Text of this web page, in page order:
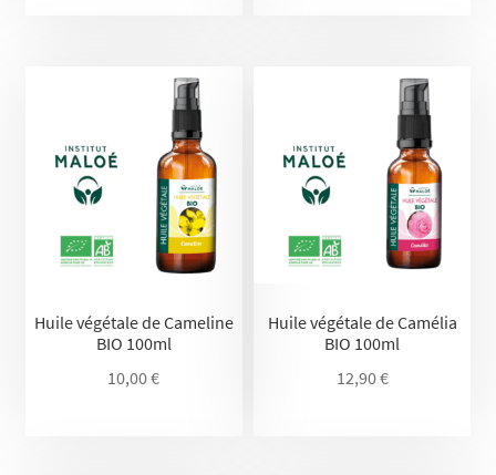
Huile végétale de Cameline
BIO 100ml
10,00€
Huile végétale de Camélia
BIO 100ml
12,90€